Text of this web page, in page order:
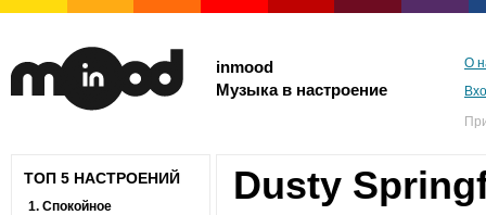
inmood
Музыка в настроение
О
ТОП 5 НАСТРОЕНИЙ
1. Спокойное
Dusty